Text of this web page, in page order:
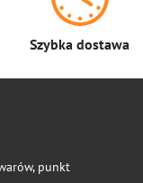
Szybka dostawa
punkt